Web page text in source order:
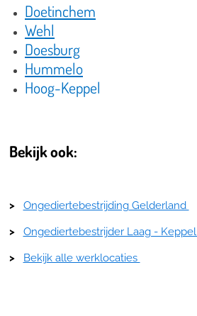
Doetinchem
Wehl
Doesburg
Hummelo
Hoog-Keppel
Bekijk ook:
> OngediertebestrijdingGelderland
> Ongediertebestrijder Laag - Keppel
> Bekijk alle werklocaties